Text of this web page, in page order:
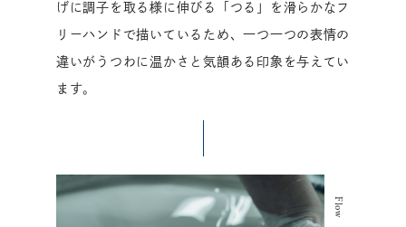
げに調子を取る様に伸びる「つる」を滑らかなフ
リーハンドで描いているため、一つ一つの表情の
違いがうつわに温かさと気韻ある印象を与えてい
ます。